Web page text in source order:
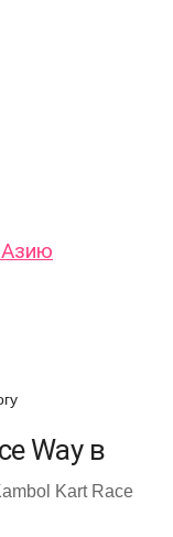
Way в
Kart Race